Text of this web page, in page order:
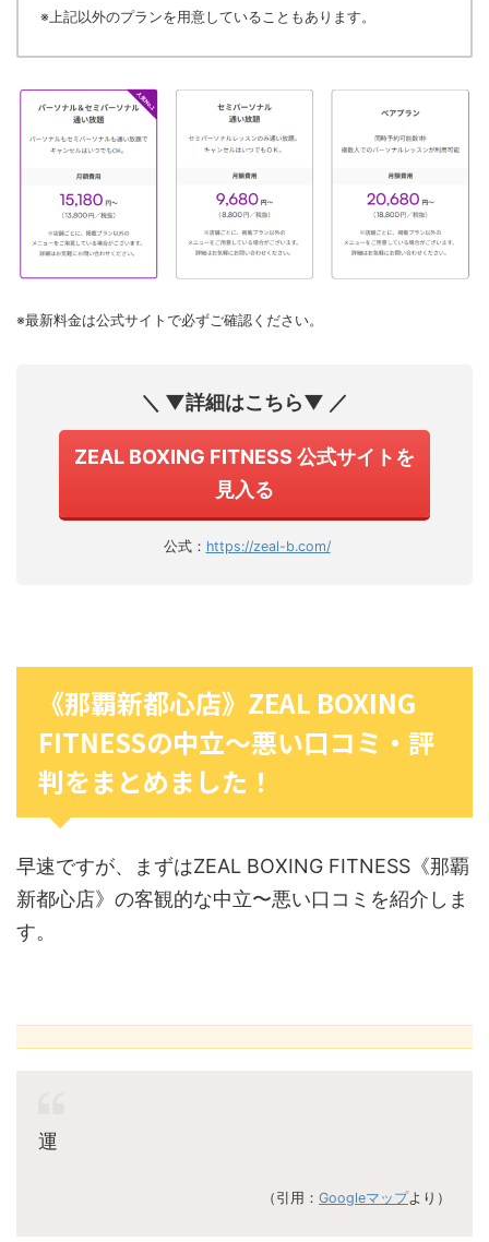
※上記以外のプランを用意していることもあります。
※最新料金は公式サイトで必ずご確認ください。
＼ ▼詳細はこちら▼ ／
ZEAL BOXING FITNESS 公式サイトを
見入る
公式： https://zeal-b.com/
《那覇新都心店》ZEAL BOXING
FITNESSの中立〜悪い口コミ・評
判をまとめました！
早速ですが、まずはZEAL BOXING FITNESS《那覇
新都心店》の客観的な中立〜悪い口コミを紹介しま
す。
運
（引用： Googleマップより）